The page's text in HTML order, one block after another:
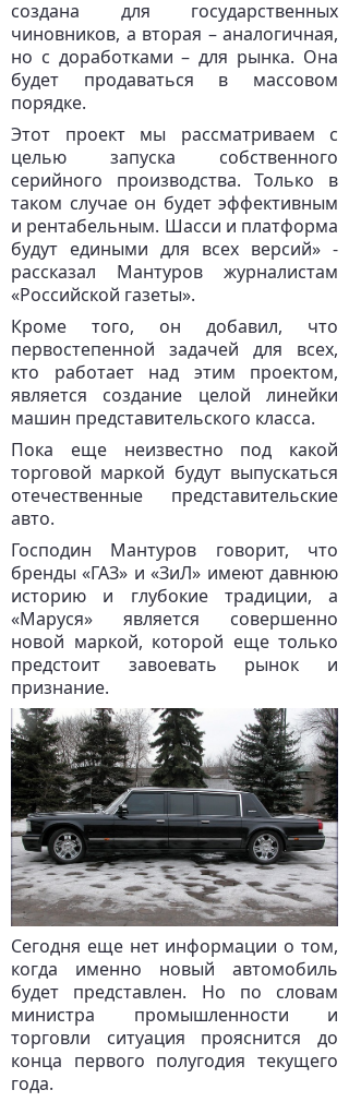
создана для государственных
чиновников, а вторая – аналогичная,
но с доработками – для рынка. Она
будет продаваться в массовом
порядке.
Этот проект мы рассматриваем с
целью запуска собственного
серийного производства. Только в
таком случае он будет эффективным
и рентабельным. Шасси и платформа
будут едиными для всех версий» -
рассказал Мантуров журналистам
«Российской газеты».
Кроме того, он добавил, что
первостепенной задачей для всех,
кто работает над этим проектом,
является создание целой линейки
машин представительского класса.
Пока еще неизвестно под какой
торговой маркой будут выпускаться
отечественные представительские
авто.
Господин Мантуров говорит, что
бренды «ГАЗ» и «ЗиЛ» имеют давнюю
историю и глубокие традиции, а
«Маруся» является совершенно
новой маркой, которой еще только
предстоит завоевать рынок и
признание.
Сегодня еще нет информации о том,
когда именно новый автомобиль
будет представлен. Но по словам
министра промышленности и
торговли ситуация прояснится до
конца первого полугодия текущего
года.